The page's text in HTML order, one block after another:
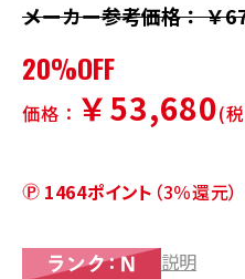
メーカー参考価格： ￥
20%OFF
価格： ￥53,680(
1464ポイント （3％還元）
説明